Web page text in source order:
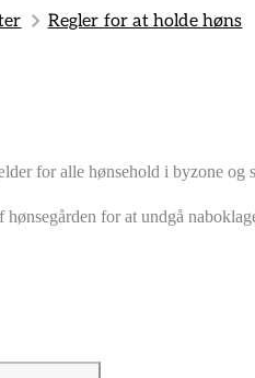
Regler for at holde høns
for alle hønsehold i byzone og
for at undgå